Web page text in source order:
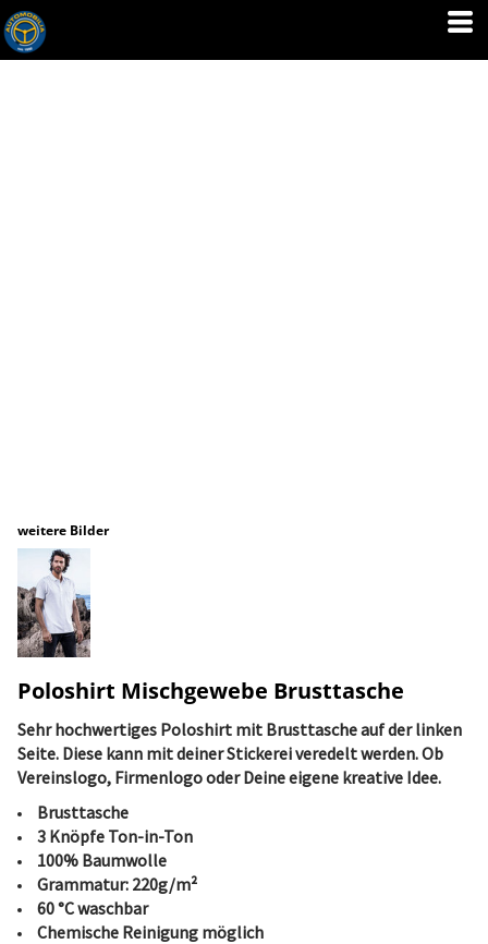
weitere Bilder
Poloshirt Mischgewebe Brusttasche
Sehr hochwertiges Poloshirt mit Brusttasche auf der linken
Seite. Diese kann mit deiner Stickerei veredelt werden. Ob
Vereinslogo, Firmenlogo oder Deine eigene kreative Idee.
Brusttasche
3 Knöpfe Ton-in-Ton
100% Baumwolle
Grammatur: 220g/m²
60 °C waschbar
Chemische Reinigung möglich